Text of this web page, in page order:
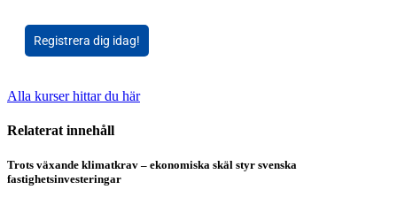
Registrera dig idag!
Alla kurser hittar du här
Relaterat innehåll
Trots växande klimatkrav – ekonomiska skäl styr svenska
fastighetsinvesteringar